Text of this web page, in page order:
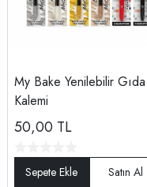
My Bake Yenilebilir Gıda
Kalemi
50,00 TL